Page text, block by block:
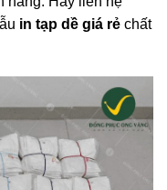
in tạp dề giá rẻ chất